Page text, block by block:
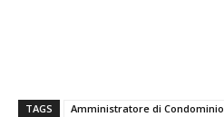
TAGS Amministratore di Condominio